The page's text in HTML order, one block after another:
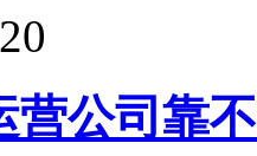
营公司靠